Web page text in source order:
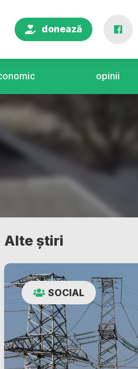
donează
opinii
Alte știri
SOCIAL